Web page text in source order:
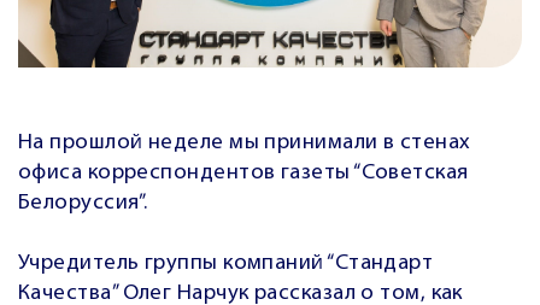
На прошлой неделе мы принимали в стенах
офиса корреспондентов газеты“Советская
Белоруссия”.
Учредитель группы компаний“Стандарт
Качества”Олег Нарчук рассказал о том, как